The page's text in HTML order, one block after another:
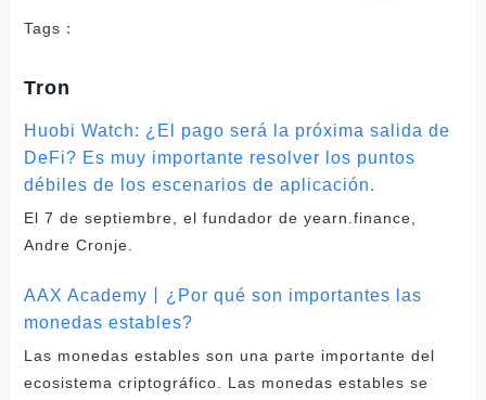
Tags：
Tron
Huobi Watch: ¿El pago será la próxima salida de
DeFi? Es muy importante resolver los puntos
débiles de los escenarios de aplicación.
El 7 de septiembre, el fundador de yearn.finance,
Andre Cronje.
AAX Academy丨¿Por qué son importantes las
monedas estables?
Las monedas estables son una parte importante del
ecosistema criptográfico. Las monedas estables se